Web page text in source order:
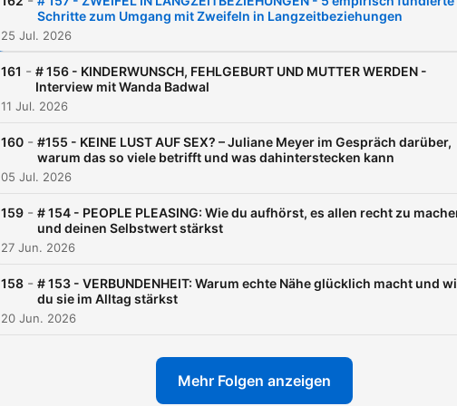
Kolleginnen und
Expertinnen-Talk. In
spannenden
immer mal wieder über den
hinaus. Es geht um
Beziehungen, Stärkung des
Umgang mit
Emotionen – und um alles,
macht. Auf der Couch mit
Skinner und Fr. Freud. Mehr
Schritte zum Umgang mit Zweifeln in Langzeitbeziehungen
25 Jul. 2026
161 - # 156 - KINDERWUNSCH, FEHLGEBURT UND MUTTER WERDEN -
Interview mit Wanda Badwal
11 Jul. 2026
160 - #155 - KEINE LUST AUF SEX? – Juliane Meyer im Gespräch darüber,
warum das so viele betrifft und was dahinterstecken kann
05 Jul. 2026
159 - # 154 - PEOPLE PLEASING: Wie du aufhörst, es allen recht zu
und deinen Selbstwert stärkst
27 Jun. 2026
158 - # 153 - VERBUNDENHEIT: Warum echte Nähe glücklich macht und
du sie im Alltag stärkst
20 Jun. 2026
Mehr Folgen anzeigen